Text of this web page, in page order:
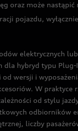
oraz może nastąpić
pojazdu,
elektrycznych
dla hybryd typu Plug-
od wersji i
W praktyce
od stylu
odbiorników
liczby